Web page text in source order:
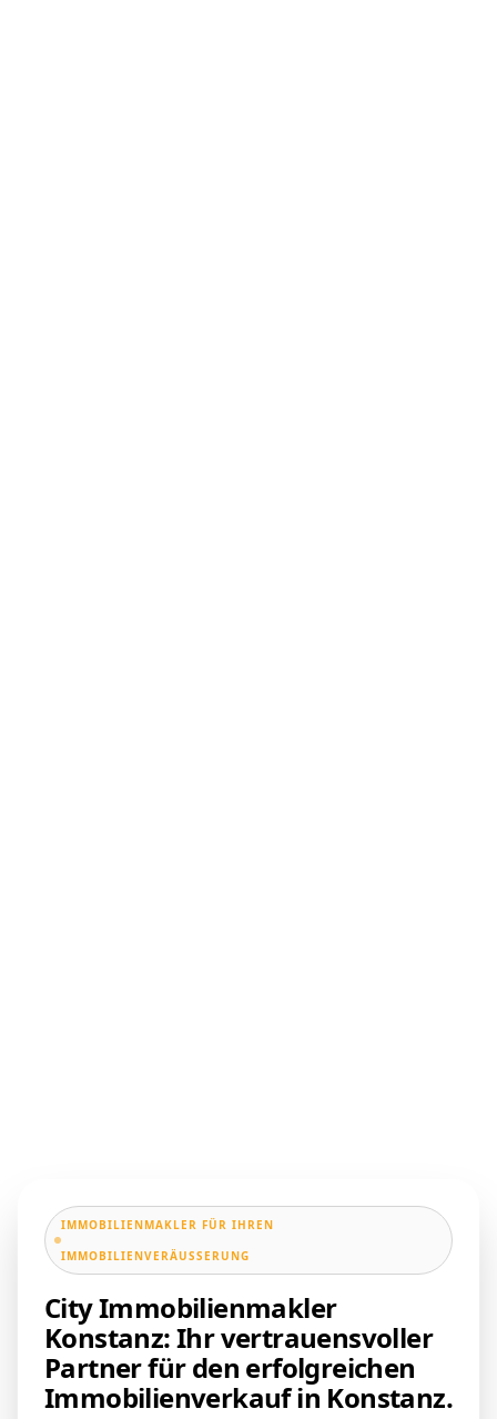
IMMOBILIENMAKLER FÜR IHREN
IMMOBILIENVERÄUSSERUNG
City Immobilienmakler
Konstanz: Ihr vertrauensvoller
Partner für den erfolgreichen
Immobilienverkauf in Konstanz.